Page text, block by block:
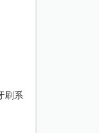
刷系